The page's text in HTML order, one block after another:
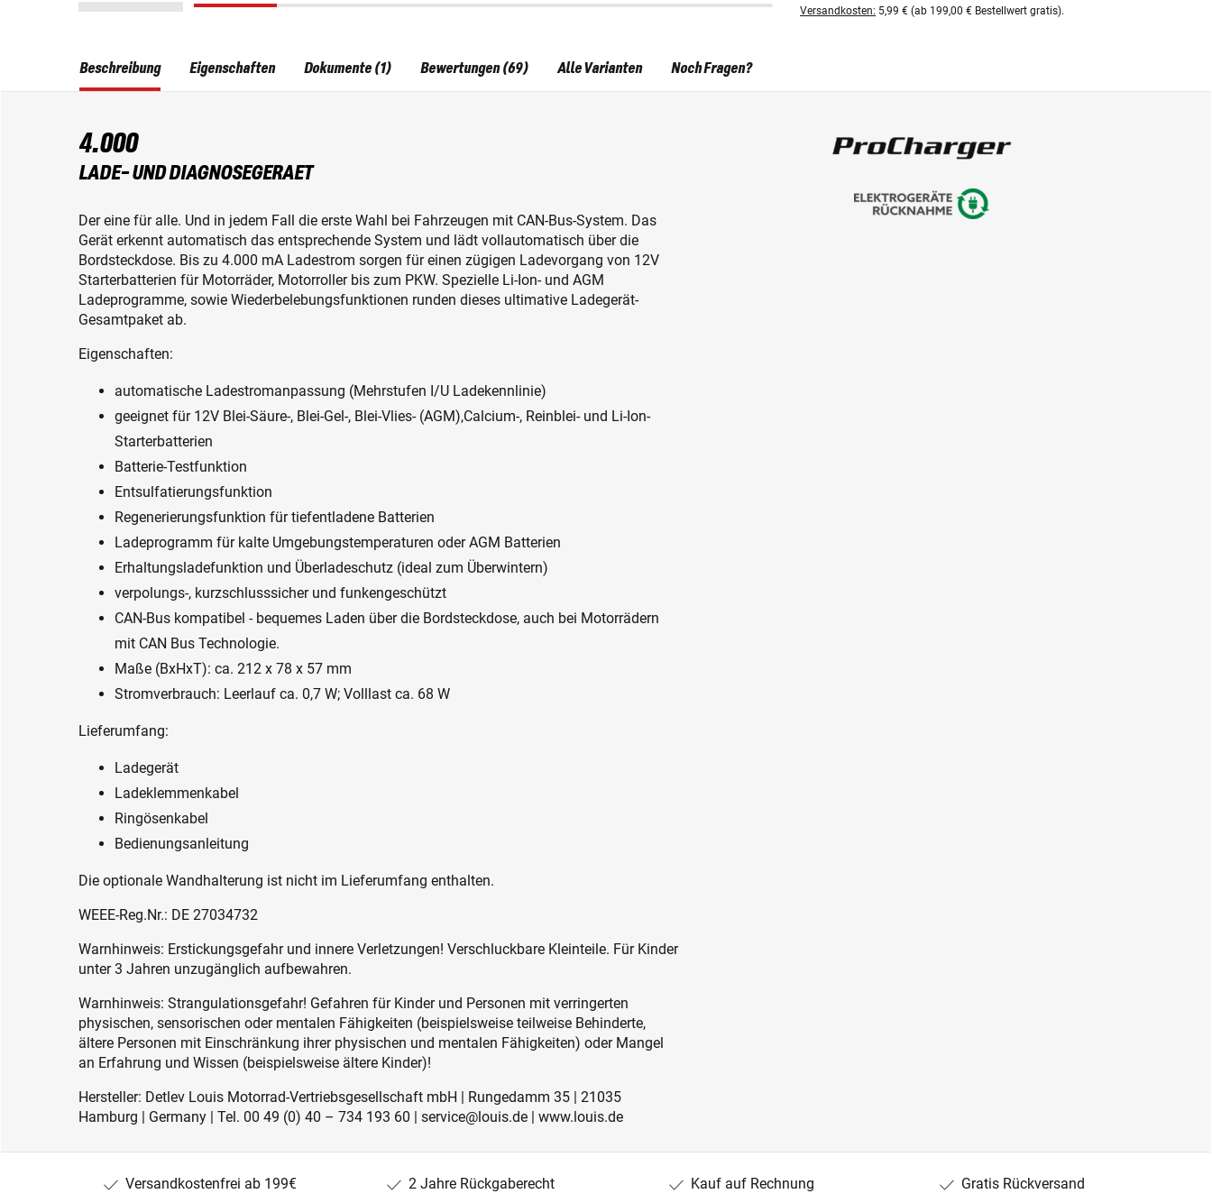
Versandkosten: 5,99 € (ab 199,00 € Bestellwert gratis).
Beschreibung
4.000
LADE- UND DIAGNOSEGERAET
Der eine für alle. Und in jedem Fall die erste Wahl bei Fahrzeugen mit CAN-Bus-System. Das
Gerät erkennt automatisch das entsprechende System und lädt vollautomatisch über die
Bordsteckdose. Bis zu 4.000 mA Ladestrom sorgen für einen zügigen Ladevorgang von 12V
Starterbatterien für Motorräder, Motorroller bis zum PKW. Spezielle Li-Ion- und AGM
Ladeprogramme, sowie Wiederbelebungsfunktionen runden dieses ultimative Ladegerät-
Gesamtpaket ab.
Eigenschaften:
automatische Ladestromanpassung (Mehrstufen I/U Ladekennlinie)
geeignet für 12V Blei-Säure-, Blei-Gel-, Blei-Vlies- (AGM),Calcium-, Reinblei- und Li-Ion-
Starterbatterien
Batterie-Testfunktion
Entsulfatierungsfunktion
Regenerierungsfunktion für tiefentladene Batterien
Ladeprogramm für kalte Umgebungstemperaturen oder AGM Batterien
Erhaltungsladefunktion und Überladeschutz (ideal zum Überwintern)
verpolungs-, kurzschlusssicher und funkengeschützt
CAN-Bus kompatibel - bequemes Laden über die Bordsteckdose, auch bei Motorrädern
mit CAN Bus Technologie.
Maße (BxHxT): ca. 212 x 78 x 57 mm
Stromverbrauch: Leerlauf ca. 0,7 W; Volllast ca. 68 W
Lieferumfang:
Ladegerät
Ladeklemmenkabel
Ringösenkabel
Bedienungsanleitung
Die optionale Wandhalterung ist nicht im Lieferumfang enthalten.
WEEE-Reg.Nr.: DE 27034732
Warnhinweis: Erstickungsgefahr und innere Verletzungen! Verschluckbare Kleinteile. Für Kinder
unter 3 Jahren unzugänglich aufbewahren.
Warnhinweis: Strangulationsgefahr! Gefahren für Kinder und Personen mit verringerten
physischen, sensorischen oder mentalen Fähigkeiten (beispielsweise teilweise Behinderte,
ältere Personen mit Einschränkung ihrer physischen und mentalen Fähigkeiten) oder Mangel
an Erfahrung und Wissen (beispielsweise ältere Kinder)!
Hersteller: Detlev Louis Motorrad-Vertriebsgesellschaft mbH | Rungedamm 35 | 21035
Hamburg | Germany | Tel. 00 49 (0) 40 – 734 193 60 | service@louis.de | www.louis.de
Eigenschaften Dokumente (1) Bewertungen (69) Alle Varianten Noch Fragen?
Versandkostenfrei ab 199€ 2 Jahre Rückgaberecht Kauf auf Rechnung Gratis Rückversand